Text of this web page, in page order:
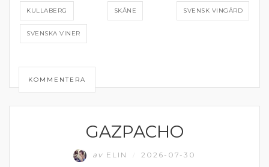
KULLABERG SKÅNE SVENSK VINGÅRD
SVENSKA VINER
KOMMENTERA
GRÖNA TILLBEHÖRGAZPACHO
av ELIN 2026-07-30